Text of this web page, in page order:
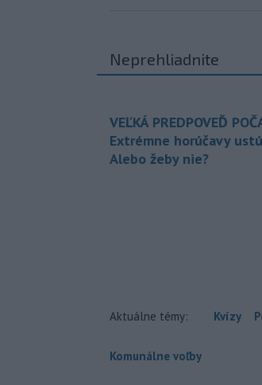
Neprehliadnite
VEĽKÁ PREDPOVEĎ
Extrémne horúčavy
Alebo žeby nie?
Aktuálne témy: Kvízy
Komunálne voľby